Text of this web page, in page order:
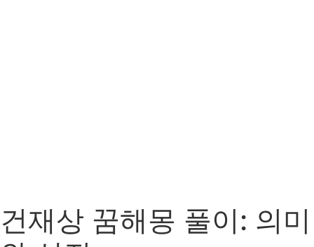
건재상 꿈해몽 풀이: 의미